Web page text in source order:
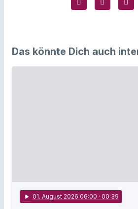
Das könnte Dich auch
play_arrow 01. August 2026 06:00 · 00:39